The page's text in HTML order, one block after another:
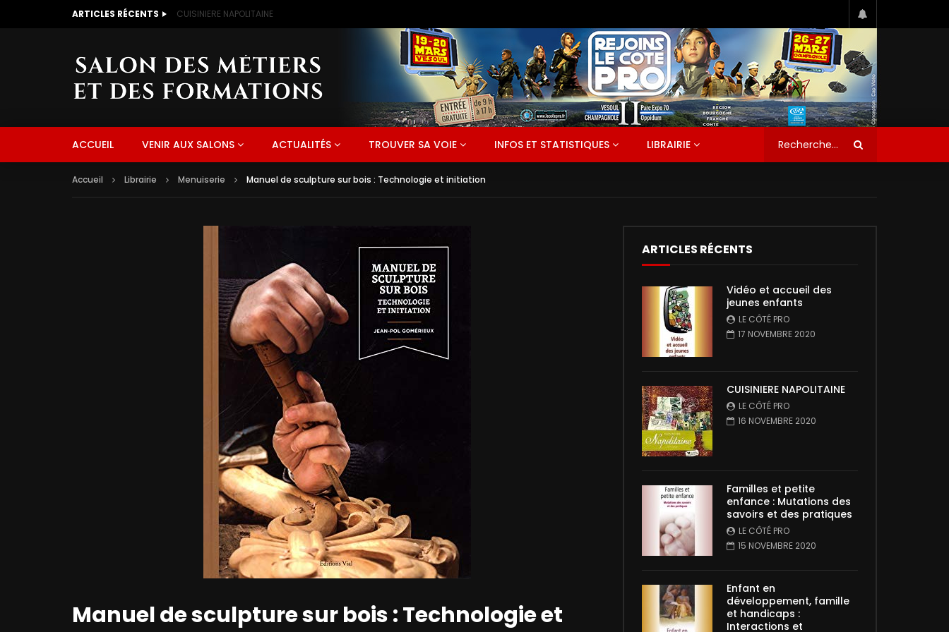
ARTICLES RÉCENTS CUISINIERE NAPOLITAINE
ACCUEIL VENIR AUX SALONS ACTUALITÉS TROUVER SA VOIE INFOS ET STATISTIQUES LIBRAIRIE
Accueil Librairie Menuiserie Manuel de sculpture sur bois : Technologie et initiation
Manuel de sculpture sur bois : Technologie et
ARTICLES RÉCENTS
Vidéo et accueil des
jeunes enfants
LE CÔTÉ PRO
17 NOVEMBRE 2020
CUISINIERE NAPOLITAINE
LE CÔTÉ PRO
16 NOVEMBRE 2020
Familles et petite
enfance : Mutations des
savoirs et des pratiques
LE CÔTÉ PRO
15 NOVEMBRE 2020
Enfant en
développement, famille
et handicaps :
Interactions et